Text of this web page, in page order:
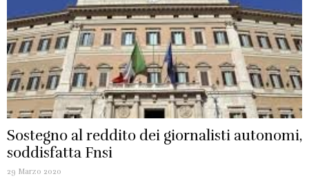
Sostegno al reddito dei giornalisti autonomi,
soddisfatta Fnsi
29 Marzo 2020